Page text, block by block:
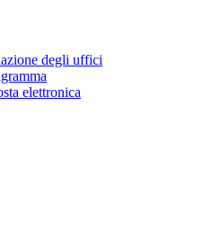
degli uffici
elettronica